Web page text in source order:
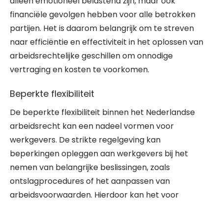
financiële gevolgen hebben voor alle betrokken
partijen. Het is daarom belangrijk om te streven
naar efficiëntie en effectiviteit in het oplossen van
arbeidsrechtelijke geschillen om onnodige
vertraging en kosten te voorkomen.
Beperkte flexibiliteit
De beperkte flexibiliteit binnen het Nederlandse
arbeidsrecht kan een nadeel vormen voor
werkgevers. De strikte regelgeving kan
beperkingen opleggen aan werkgevers bij het
nemen van belangrijke beslissingen, zoals
ontslagprocedures of het aanpassen van
arbeidsvoorwaarden. Hierdoor kan het voor